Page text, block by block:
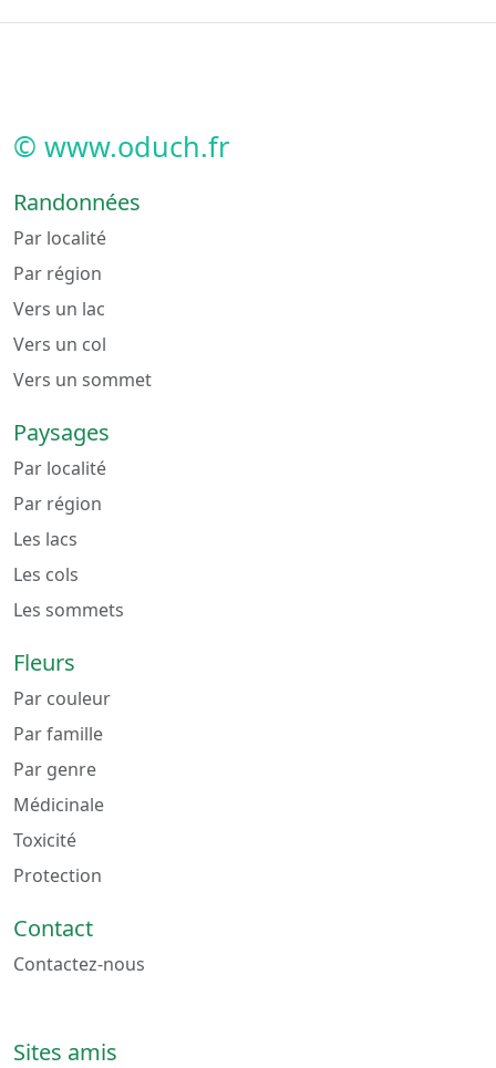
© www.oduch.fr
Randonnées
Par localité
Par région
Vers un lac
Vers un col
Vers un sommet
Paysages
Par localité
Par région
Les lacs
Les cols
Les sommets
Fleurs
Par couleur
Par famille
Par genre
Médicinale
Toxicité
Protection
Contact
Contactez-nous
Sites amis